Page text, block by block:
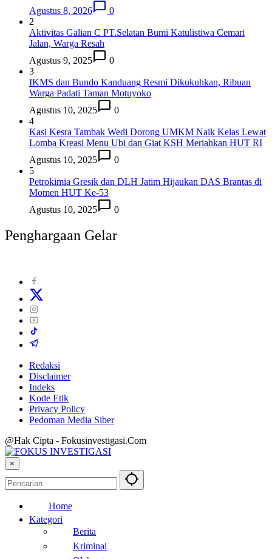
Agustus 8, 2026
0
2
Aktivitas Galian C PT.Selatan Bumi Katulistiwa Cemari
Jalan, Warga Resah
Agustus 9, 2025
0
3
IKMS dan Bundo Kanduang Resmi Dikukuhkan, Ribuan
Warga Padati Taman Motuyoko
Agustus 10, 2025
0
4
Kasi Kesra Tambak Wedi Dorong UMKM Naik Kelas Lewat
Lomba Kreasi Menu Ubi dan Giat KSH Meriahkan HUT RI
Agustus 10, 2025
0
5
Petrokimia Gresik dan DLH Jatim Hijaukan DAS Brantas di
Momen HUT Ke-53
Agustus 10, 2025
0
Penghargaan Gelar
Redaksi
Disclaimer
Indeks
Kode Etik
Privacy Policy
Pedoman Media Siber
@Hak Cipta - Fokusinvestigasi.Com
×
Home
Kategori
Berita
Kriminal